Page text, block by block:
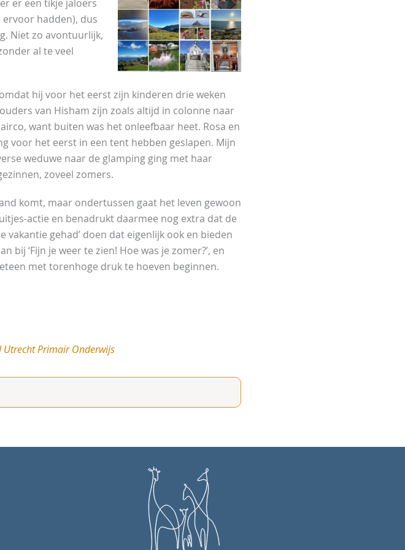
er een tikje jaloers
hadden), dus
Niet zo avontuurlijk,
al te veel
hij voor het eerst zijn kinderen drie weken
van Hisham zijn zoals altijd in colonne naar
want buiten was het onleefbaar heet. Rosa en
voor het eerst in een tent hebben geslapen. Mijn
weduwe naar de glamping ging met haar
zoveel zomers.
komt, maar ondertussen gaat het leven gewoon
actie en benadrukt daarmee nog extra dat de
vakantie gehad’ doen dat eigenlijk ook en bieden
‘Fijn je weer te zien! Hoe was je zomer?’, en
met torenhoge druk te hoeven beginnen.
Utrecht Primair Onderwijs